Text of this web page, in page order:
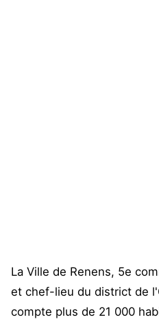
La Ville de Renens, 5e
et chef-lieu du district de
compte plus de 21 000